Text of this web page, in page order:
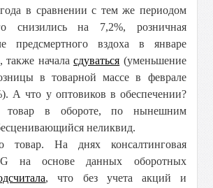
в сравнении с тем же периодом
снизились на 7,2%, розничная
предсмертного вздоха в январе
также началасдуваться (уменьшение
в товарной массе в феврале
А что у оптовиков в обеспечении?
товар в обороте, по нынешним
неликвид.
товар. На днях консалтинговая
на основе данных оборотных
, что без учета акций и